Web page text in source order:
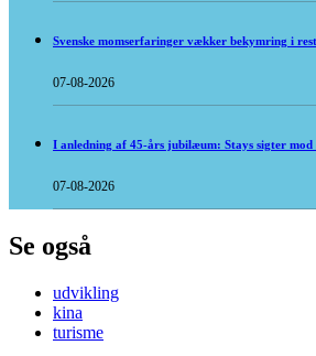
Svenske momserfaringer vækker bekymring i
07-08-2026
I anledning af 45-års jubilæum: Stays sigter mod
07-08-2026
Se også
udvikling
kina
turisme